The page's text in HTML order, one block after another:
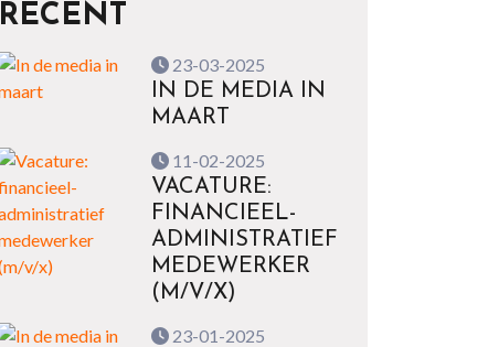
RECENT
23-03-2025
IN DE MEDIA IN
MAART
11-02-2025
VACATURE:
FINANCIEEL-
ADMINISTRATIEF
MEDEWERKER
(M/V/X)
23-01-2025